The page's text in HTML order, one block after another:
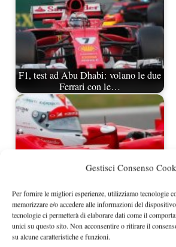
Gestisci Consenso
Per fornire le migliori esperienze, utilizziamo tecnologie
memorizzare e/o accedere alle informazioni del
tecnologie ci permetterà di elaborare dati come il
unici su questo sito. Non acconsentire o ritirare il
su alcune caratteristiche e funzioni.
F1, test ad Abu Dhabi: volano le due
Ferrari con le…
Finalmente Vettel in pista con una
Ferrari